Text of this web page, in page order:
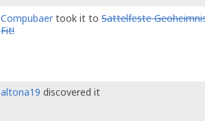
Compubaertook it to Sattelfeste
Fit!
altona19 discovered it